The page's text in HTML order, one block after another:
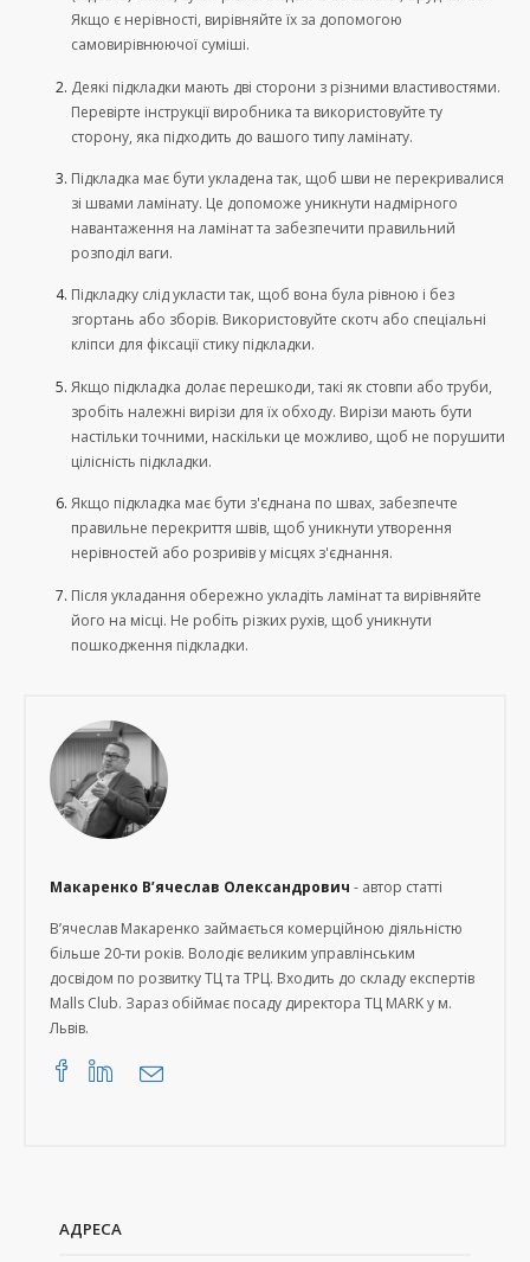
Якщо є нерівності, вирівняйте їх за допомогою
самовирівнюючої суміші.
Деякі підкладки мають дві сторони з різними властивостями.
Перевірте інструкції виробника та використовуйте ту
сторону, яка підходить до вашого типу ламінату.
Підкладка має бути укладена так, щоб шви не перекривалися
зі швами ламінату. Це допоможе уникнути надмірного
навантаження на ламінат та забезпечити правильний
розподіл ваги.
Підкладку слід укласти так, щоб вона була рівною і без
згортань або зборів. Використовуйте скотч або спеціальні
кліпси для фіксації стику підкладки.
Якщо підкладка долає перешкоди, такі як стовпи або труби,
зробіть належні вирізи для їх обходу. Вирізи мають бути
настільки точними, наскільки це можливо, щоб не порушити
цілісність підкладки.
Якщо підкладка має бути з'єднана по швах, забезпечте
правильне перекриття швів, щоб уникнути утворення
нерівностей або розривів у місцях з'єднання.
Після укладання обережно укладіть ламінат та вирівняйте
його на місці. Не робіть різких рухів, щоб уникнути
пошкодження підкладки.
Макаренко В’ячеслав Олександрович - автор статті
В’ячеслав Макаренко займається комерційною діяльністю
більше 20-ти років. Володіє великим управлінським
досвідом по розвитку ТЦ та ТРЦ. Входить до складу експертів
Malls Club. Зараз обіймає посаду директора ТЦ MARK у м.
Львів.
АДРЕСА